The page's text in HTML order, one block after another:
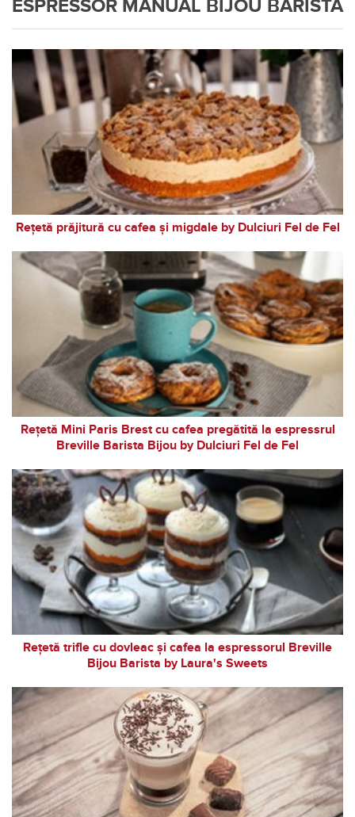
ESPRESSOR MANUAL BIJOU BARISTA
Rețetă prăjitură cu cafea și migdale by Dulciuri Fel de Fel
Rețetă Mini Paris Brest cu cafea pregătită la espressrul
Breville Barista Bijou by Dulciuri Fel de Fel
Rețetă trifle cu dovleac și cafea la espressorul Breville
Bijou Barista by Laura's Sweets